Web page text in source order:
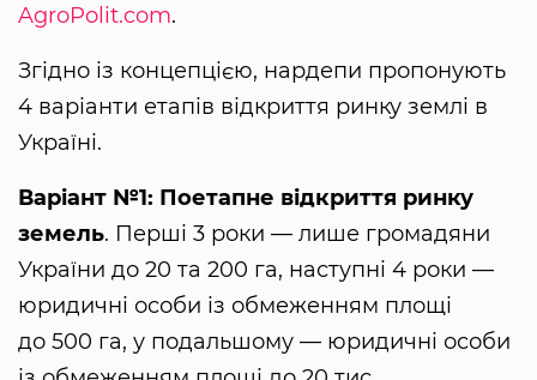
AgroPolit.com.
Згідно із концепцією, нардепи пропонують
4 варіанти етапів відкриття ринку землі в
Україні.
Варіант №1: Поетапне відкриття ринку
земель. Перші 3 роки — лише громадяни
України до 20 та 200 га, наступні 4 роки —
юридичні особи із обмеженням площі
до 500 га, у подальшому — юридичні особи